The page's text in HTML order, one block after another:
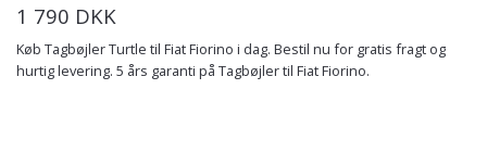
1 790 DKK
Køb Tagbøjler Turtle til Fiat Fiorino i dag. Bestil nu for gratis fragt og
hurtig levering. 5 års garanti på Tagbøjler til Fiat Fiorino.